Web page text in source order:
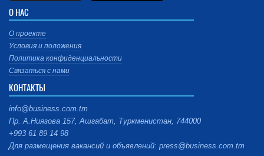
О НАС
О проекте
Условия и положения
Политика конфиденциальности
Связаться с нами
КОНТАКТЫ
info@business.com.tm
Пр. А.Ниязова 157, Ашгабат, Туркменистан, 744000
+993 61 89 14 98
Для размещения вакансий и объявлений: press@business.com.tm